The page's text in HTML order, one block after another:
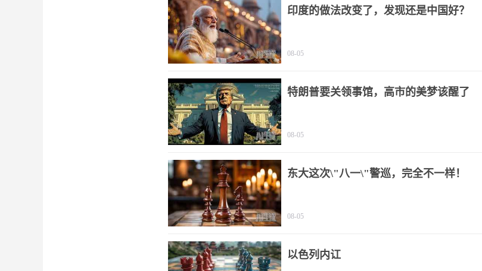
印度的做法改变了，发现还是中国好？
08-05
特朗普要关领事馆，高市的美梦该醒了
08-05
东大这次\"八一\"警巡，完全不一样！
08-05
以色列内讧